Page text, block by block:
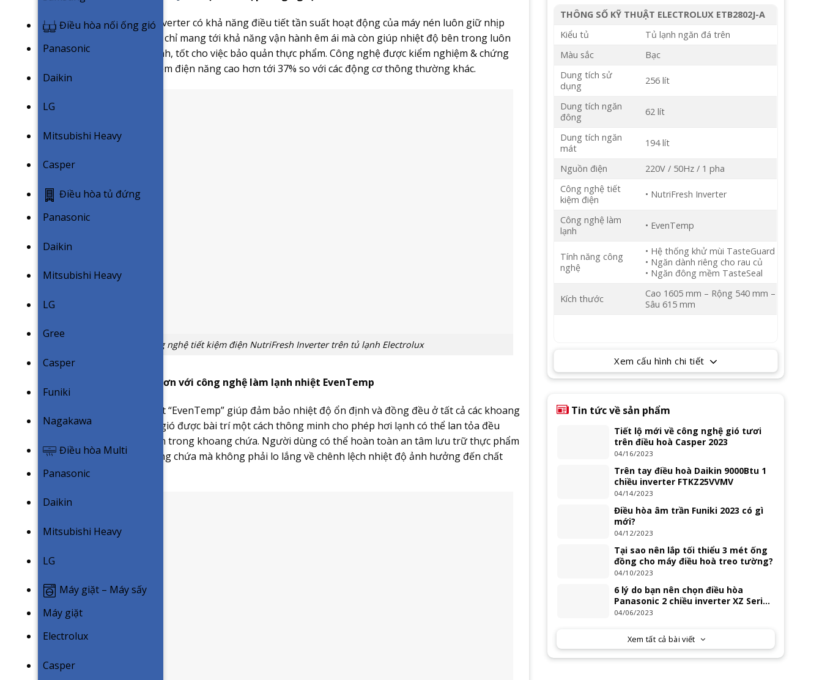
Điều hòa nối ống gió
Panasonic
Daikin
LG
Mitsubishi Heavy
Casper
Điều hòa tủ đứng
Panasonic
Daikin
Mitsubishi Heavy
LG
Gree
Casper
Funiki
Nagakawa
Điều hòa Multi
Panasonic
Daikin
Mitsubishi Heavy
LG
Máy giặt – Máy sấy
Máy giặt
Electrolux
Casper
Công nghệ NutriFresh Inverter có khả năng điều tiết tần suất hoạt động của máy nén luôn giữ nhịp
đều đặn. Điều này không chỉ mang tới khả năng vận hành êm ái mà còn giúp nhiệt độ bên trong luôn
được duy trì ở mức ổn định, tốt cho việc bảo quản thực phẩm. Công nghệ được kiểm nghiệm & chứng
minh đạt hiệu quả tiết kiệm điện năng cao hơn tới 37% so với các động cơ thông thường khác.
Công nghệ tiết kiệm điện NutriFresh Inverter trên tủ lạnh Electrolux
Thực phẩm tươi ngon hơn với công nghệ làm lạnh nhiệt EvenTemp
Công nghệ làm lạnh nhiệt “EvenTemp” giúp đảm bảo nhiệt độ ổn định và đồng đều ở tất cả các khoang
chứa. Nhờ hệ thống cửa gió được bài trí một cách thông minh cho phép hơi lạnh có thể lan tỏa đều
khắp mọi ngóc ngách bên trong khoang chứa. Người dùng có thể hoàn toàn an tâm lưu trữ thực phẩm
ở bất cứ đâu trong khoang chứa mà không phải lo lắng về chênh lệch nhiệt độ ảnh hưởng đến chất
lượng đồ ăn.
THÔNG SỐ KỸ THUẬT ELECTROLUX ETB2802J-A
Kiểu tủ
Tủ lạnh ngăn đá trên
Màu sắc
Bạc
Dung tích sử
dụng
256 lít
Dung tích ngăn
đông
62 lít
Dung tích ngăn
mát
194 lít
Nguồn điện
220V / 50Hz / 1 pha
Công nghệ tiết
kiệm điện
• NutriFresh Inverter
Công nghệ làm
lạnh
• EvenTemp
Tính năng công
nghệ
• Hệ thống khử mùi TasteGuard
• Ngăn dành riêng cho rau củ
• Ngăn đông mềm TasteSeal
Kích thước
Cao 1605 mm – Rộng 540 mm –
Sâu 615 mm
Xem cấu hình chi tiết
Tin tức về sản phẩm
Tiết lộ mới về công nghệ gió tươi
trên điều hoà Casper 2023
04/16/2023
Trên tay điều hoà Daikin 9000Btu 1
chiều inverter FTKZ25VVMV
04/14/2023
Điều hòa âm trần Funiki 2023 có gì
mới?
04/12/2023
Tại sao nên lắp tối thiểu 3 mét ống
đồng cho máy điều hoà treo tường?
04/10/2023
6 lý do bạn nên chọn điều hòa
Panasonic 2 chiều inverter XZ Series
2023
04/06/2023
Xem tất cả bài viết